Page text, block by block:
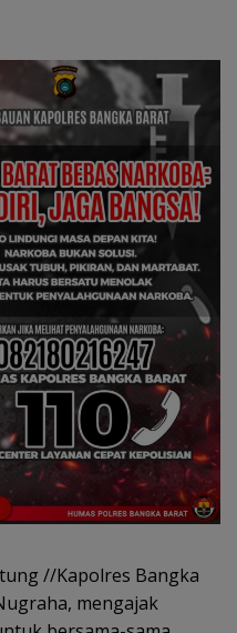
//Kapolres Bangka
mengajak